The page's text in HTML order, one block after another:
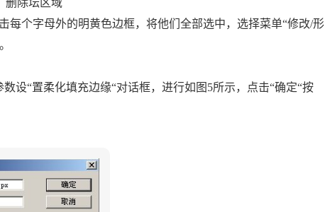
个字母外的明黄色边框，将他们全部选中，选择菜单“修改/形
“置柔化填充边缘“对话框，进行如图5所示，点击“确定“按